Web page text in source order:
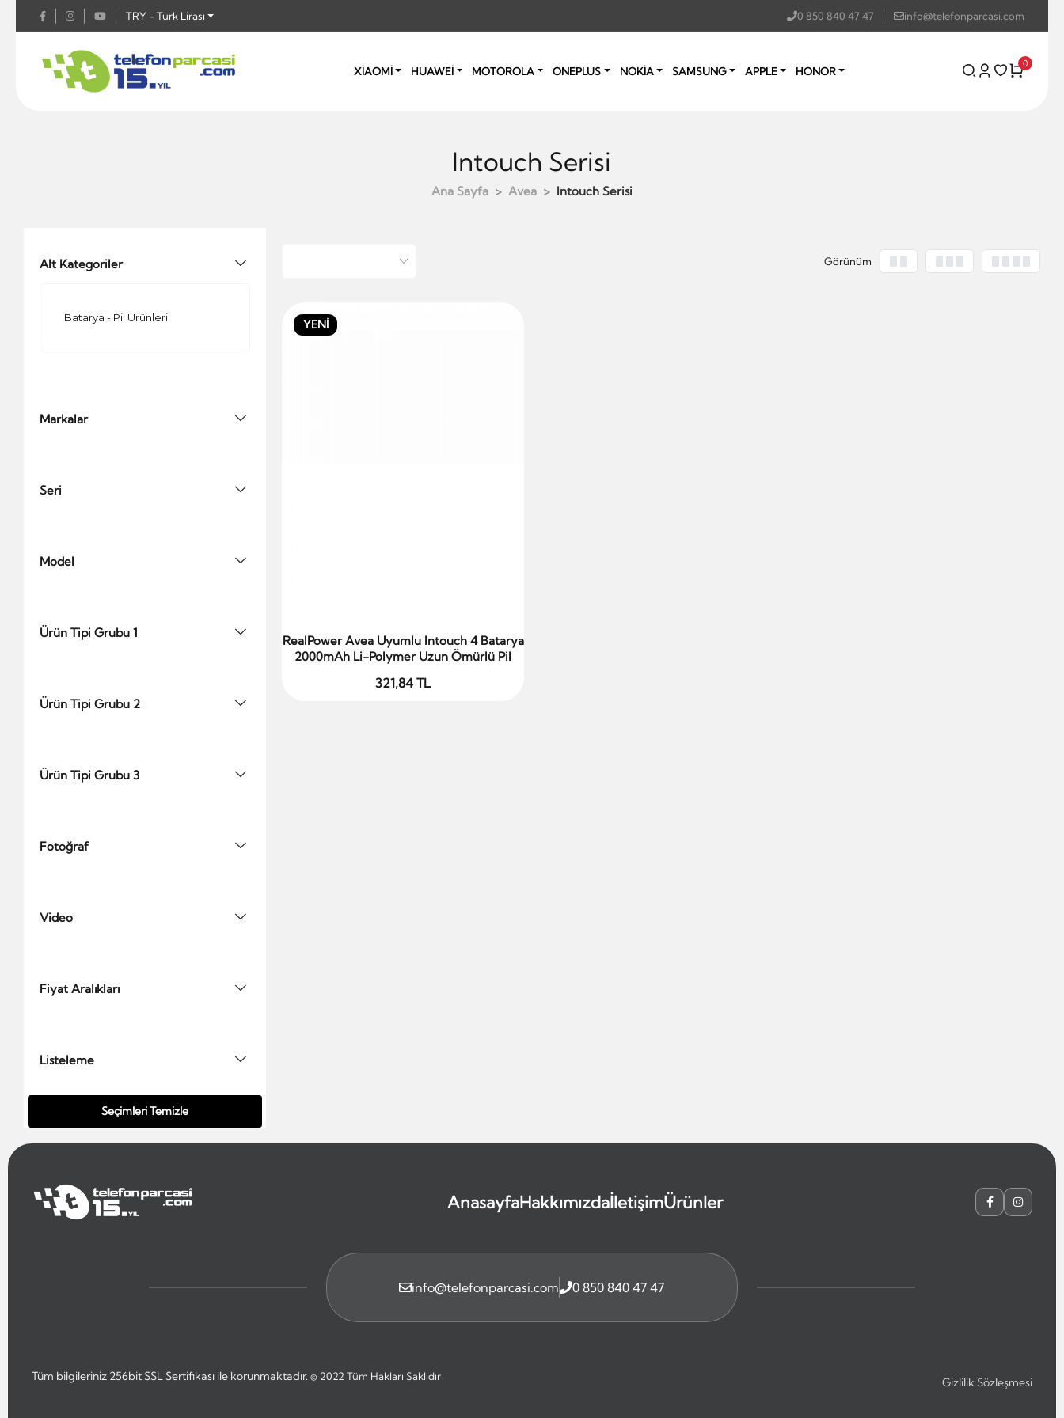
TRY - Türk Lirası 0 850 840 47 47 info@telefonparcasi.com
XİAOMİ HUAWEİ MOTOROLA ONEPLUS NOKİA SAMSUNG APPLE HONOR
0
Intouch Serisi
Ana Sayfa Avea Intouch Serisi
Alt Kategoriler
Batarya - Pil Ürünleri
Markalar
Seri
Model
Ürün Tipi Grubu 1
Ürün Tipi Grubu 2
Ürün Tipi Grubu 3
Fotoğraf
Video
Fiyat Aralıkları
Listeleme
Seçimleri Temizle
Görünüm
YENİ
Sepete Ekle
RealPower Avea Uyumlu Intouch 4 Batarya
2000mAh Li-Polymer Uzun Ömürlü Pil
321,84 TL
AnasayfaHakkımızdaİletişimÜrünler
info@telefonparcasi.com 0 850 840 47 47
Tüm bilgileriniz 256bit SSL Sertifikası ile korunmaktadır.© 2022 Tüm Hakları Saklıdır Gizlilik Sözleşmesi